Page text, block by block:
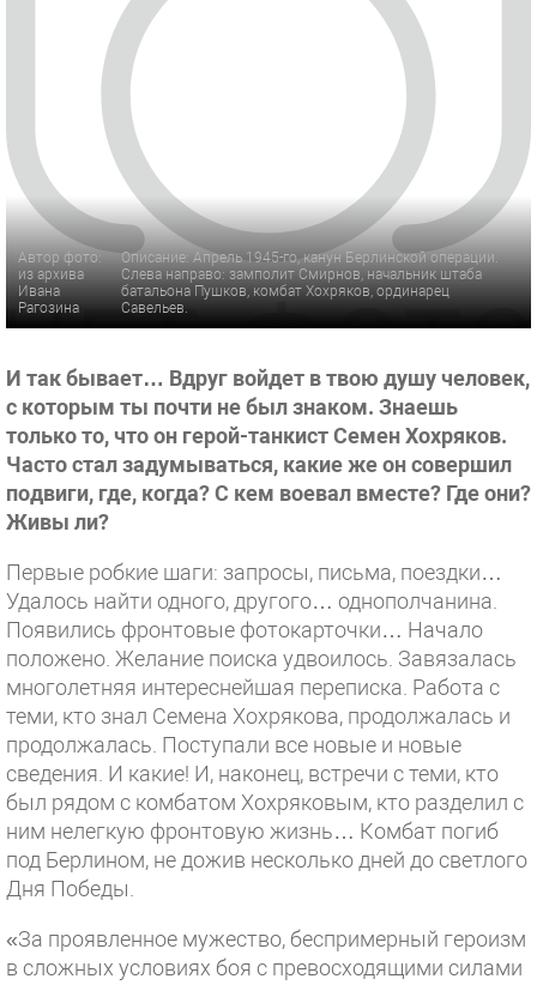
Автор фото:
из архива
Ивана
Рагозина
Описание: Апрель 1945-го, канун Берлинской операции.
Слева направо: замполит Смирнов, начальник штаба
батальона Пушков, комбат Хохряков, ординарец
Савельев.
И так бывает… Вдруг войдет в твою душу человек,
с которым ты почти не был знаком. Знаешь
только то, что он герой-танкист Семен Хохряков.
Часто стал задумываться, какие же он совершил
подвиги, где, когда? С кем воевал вместе? Где они?
Живы ли?
Первые робкие шаги: запросы, письма, поездки…
Удалось найти одного, другого… однополчанина.
Появились фронтовые фотокарточки… Начало
положено. Желание поиска удвоилось. Завязалась
многолетняя интереснейшая переписка. Работа с
теми, кто знал Семена Хохрякова, продолжалась и
продолжалась. Поступали все новые и новые
сведения. И какие! И, наконец, встречи с теми, кто
был рядом с комбатом Хохряковым, кто разделил с
ним нелегкую фронтовую жизнь… Комбат погиб
под Берлином, не дожив несколько дней до светлого
Дня Победы.
«За проявленное мужество, беспримерный героизм
в сложных условиях боя с превосходящими силами